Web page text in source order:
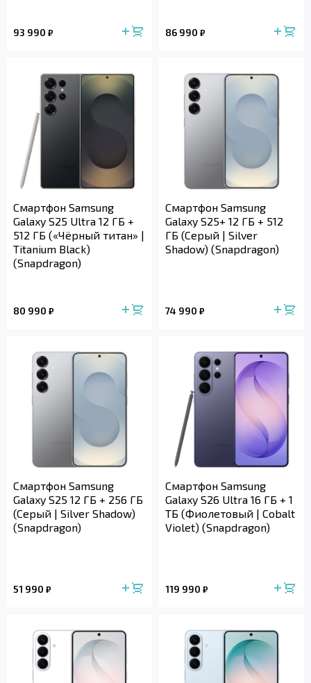
93 990 ₽ 86 990 ₽
Смартфон Samsung
Galaxy S25 Ultra 12 ГБ +
512 ГБ («Чёрный титан» |
Titanium Black)
(Snapdragon)
80 990 ₽
Смартфон Samsung
Galaxy S25+ 12 ГБ + 512
ГБ (Cерый | Silver
Shadow) (Snapdragon)
74 990 ₽
Смартфон Samsung
Galaxy S25 12 ГБ + 256 ГБ
(Cерый | Silver Shadow)
(Snapdragon)
51 990 ₽
Смартфон Samsung
Galaxy S26 Ultra 16 ГБ + 1
ТБ (Фиолетовый | Cobalt
Violet) (Snapdragon)
119 990 ₽